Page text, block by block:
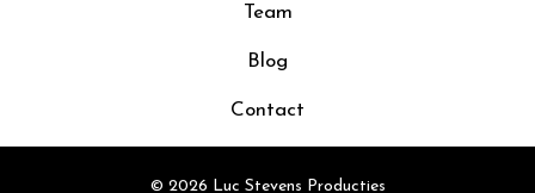
Team
Blog
Contact
© 2026 Luc Stevens Producties